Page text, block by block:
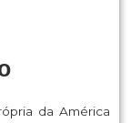
da América